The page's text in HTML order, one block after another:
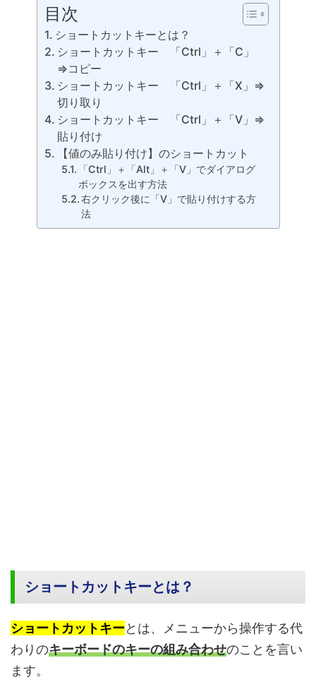
目次
ショートカットキーとは？
ショートカットキー 「Ctrl」＋「C」
⇒コピー
ショートカットキー 「Ctrl」＋「X」⇒
切り取り
ショートカットキー 「Ctrl」＋「V」⇒
貼り付け
【値のみ貼り付け】のショートカット
「Ctrl」＋「Alt」＋「V」でダイアログ
ボックスを出す方法
右クリック後に「V」で貼り付けする方
法
ショートカットキーとは？
ショートカットキーとは、メニューから操作する代
わりのキーボードのキーの組み合わせのことを言い
ます。